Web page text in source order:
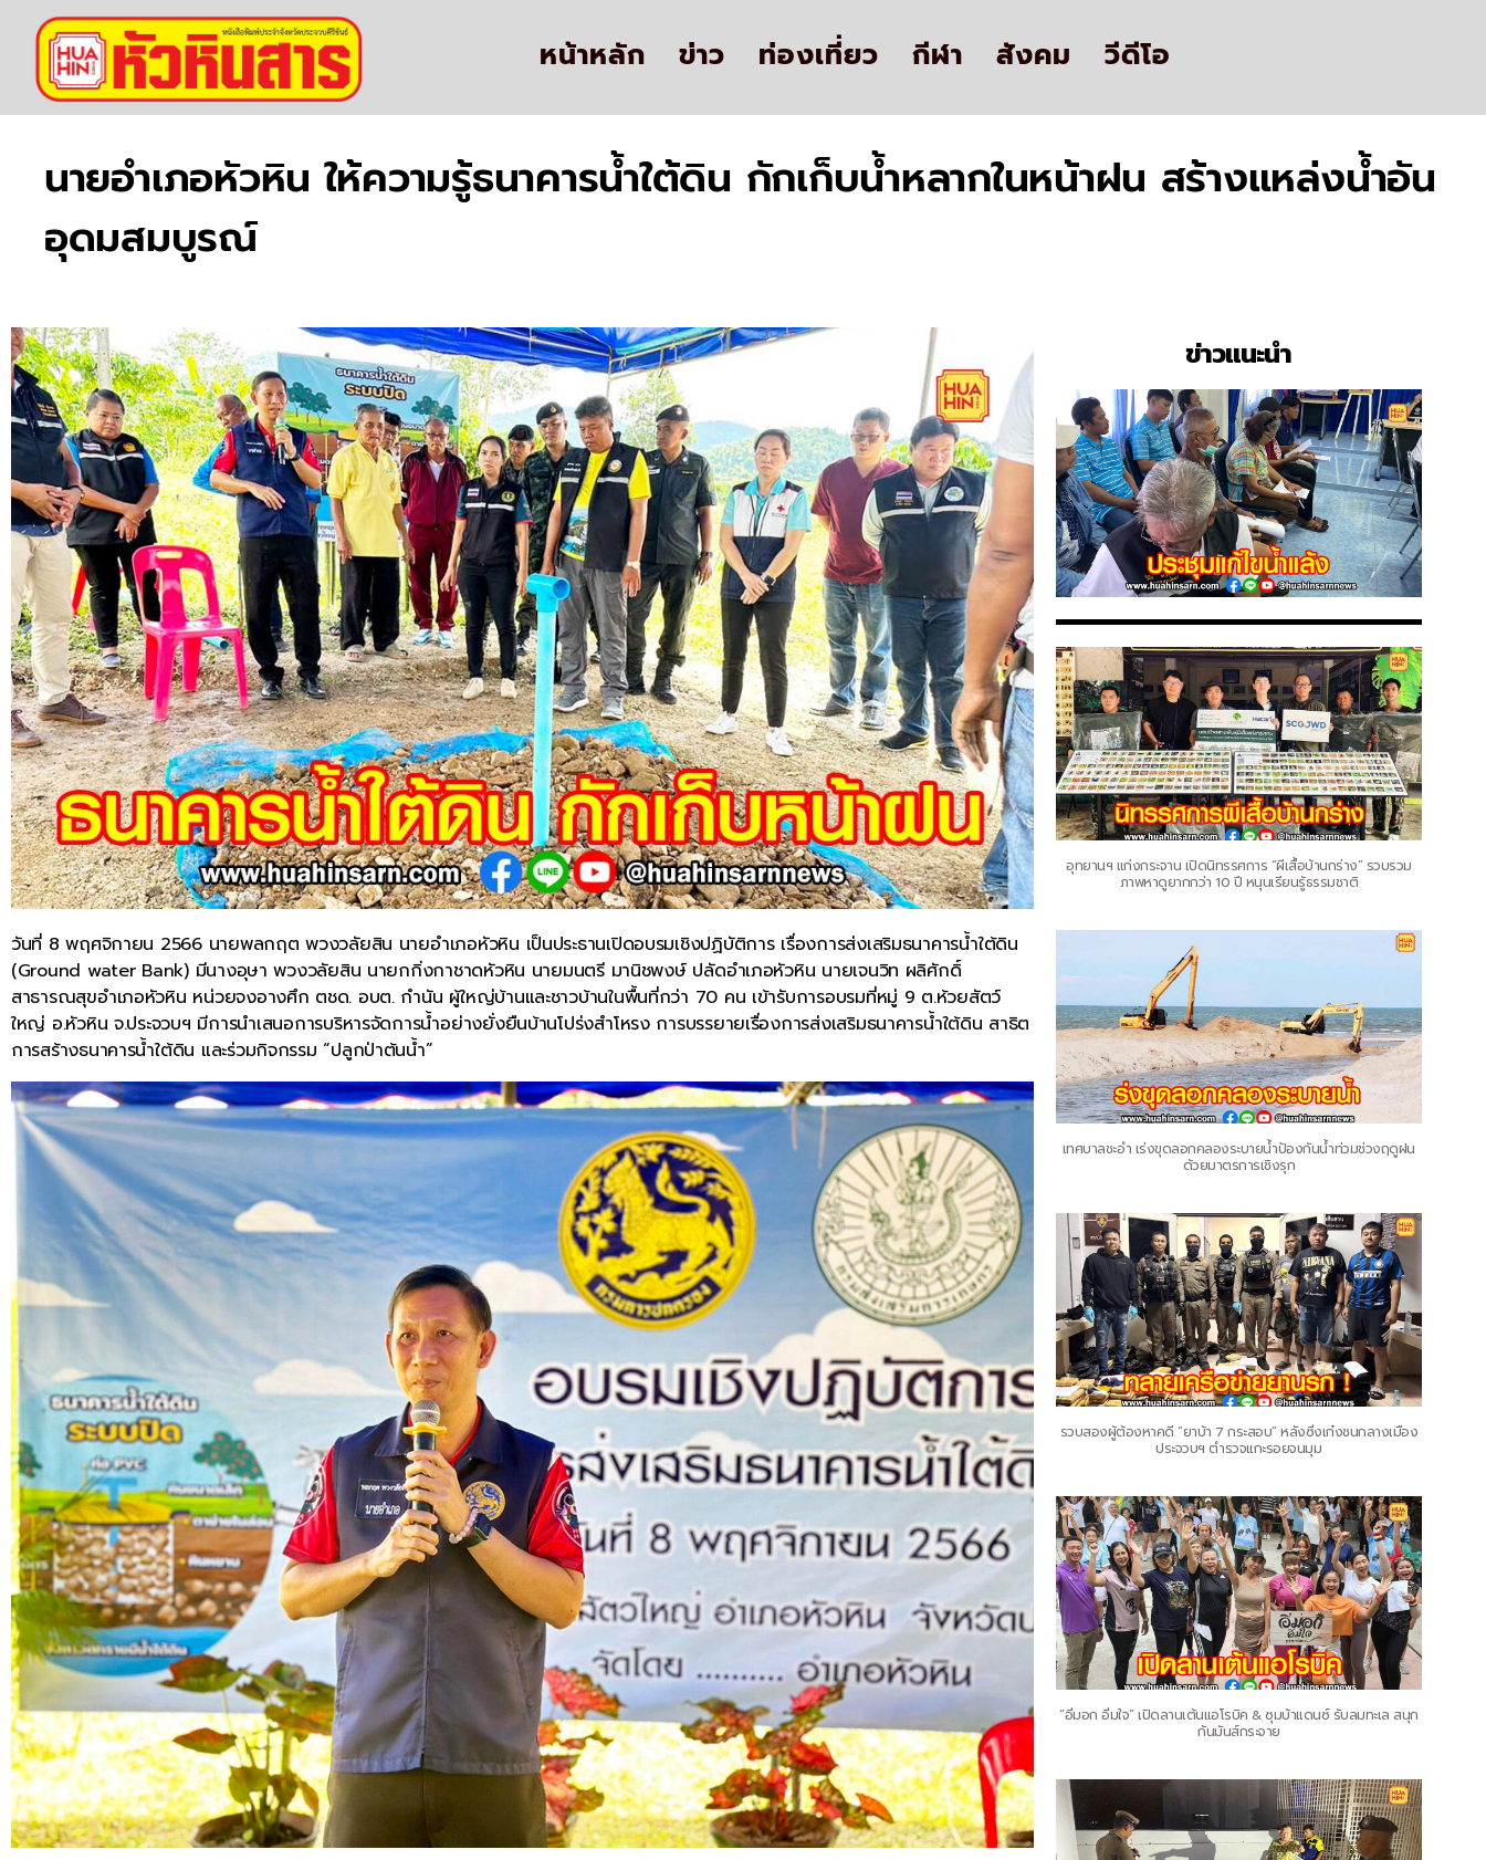
หน้าหลัก ข่าว ท่องเที่ยว กีฬา สังคม วีดีโอ
นายอำเภอหัวหิน ให้ความรู้ธนาคารน้ำใต้ดิน กักเก็บน้ำหลากในหน้าฝน สร้างแหล่งน้ำอัน
อุดมสมบูรณ์
วันที่ 8 พฤศจิกายน 2566 นายพลกฤต พวงวลัยสิน นายอำเภอหัวหิน เป็นประธานเปิดอบรมเชิงปฏิบัติการ เรื่องการส่งเสริมธนาคารน้ำใต้ดิน
(Ground water Bank) มีนางอุษา พวงวลัยสิน นายกกิ่งกาชาดหัวหิน นายมนตรี มานิชพงษ์ ปลัดอำเภอหัวหิน นายเจนวิท ผลิศักดิ์
สาธารณสุขอำเภอหัวหิน หน่วยจงอางศึก ตชด. อบต. กำนัน ผู้ใหญ่บ้านและชาวบ้านในพื้นที่กว่า 70 คน เข้ารับการอบรมที่หมู่ 9 ต.ห้วยสัตว์
ใหญ่ อ.หัวหิน จ.ประจวบฯ มีการนำเสนอการบริหารจัดการน้ำอย่างยั่งยืนบ้านโปร่งสำโหรง การบรรยายเรื่องการส่งเสริมธนาคารน้ำใต้ดิน สาธิต
การสร้างธนาคารน้ำใต้ดิน และร่วมกิจกรรม “ปลูกป่าต้นน้ำ”
ข่าวแนะนำ
อุทยานฯ แก่งกระจาน เปิดนิทรรศการ “ผีเสื้อบ้านกร่าง” รวบรวม
ภาพหาดูยากกว่า 10 ปี หนุนเรียนรู้ธรรมชาติ
เทศบาลชะอำ เร่งขุดลอกคลองระบายน้ำป้องกันน้ำท่วมช่วงฤดูฝน
ด้วยมาตรการเชิงรุก
รวบสองผู้ต้องหาคดี “ยาบ้า 7 กระสอบ” หลังซิ่งเก๋งชนกลางเมือง
ประจวบฯ ตำรวจแกะรอยจนมุม
“อิ่มอก อิ่มใจ” เปิดลานเต้นแอโรบิค & ซุมบ้าแดนซ์ รับลมทะเล สนุก
กันมันส์กระจาย